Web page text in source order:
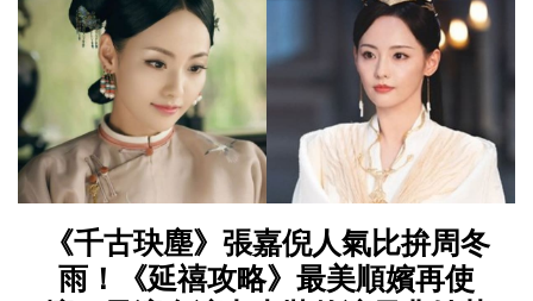
《千古玦塵》張嘉倪人氣比拚周冬
雨！《延禧攻略》最美順嬪再使